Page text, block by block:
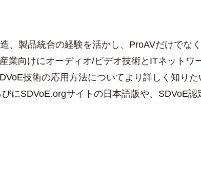
製品統合の経験を活かし、ProAVだけでな
業向けにオーディオ/ビデオ技術とITネットワ
技術の応用方法についてより詳しく知り
にSDVoE.orgサイトの日本語版や、SDVoE